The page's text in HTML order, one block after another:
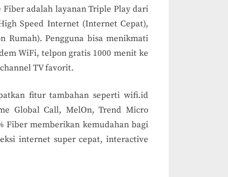
adalah layanan Triple Play dari
Speed Internet (Internet Cepat),
Rumah). Pengguna bisa menikmati
WiFi, telpon gratis 1000 menit ke
TV favorit.
fitur tambahan seperti wifi.id
Global Call, MelOn, Trend Micro
Fiber memberikan kemudahan bagi
internet super cepat, interactive